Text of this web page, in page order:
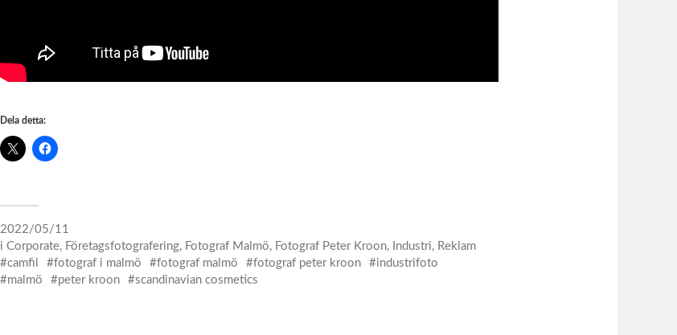
Dela detta:
2022/05/11
i Corporate, Företagsfotografering, Fotograf Malmö, Fotograf Peter Kroon, Industri, Reklam
camfil
fotograf i malmö fotograf malmö fotograf peter kroon
industrifoto
malmö
peter kroon scandinavian cosmetics